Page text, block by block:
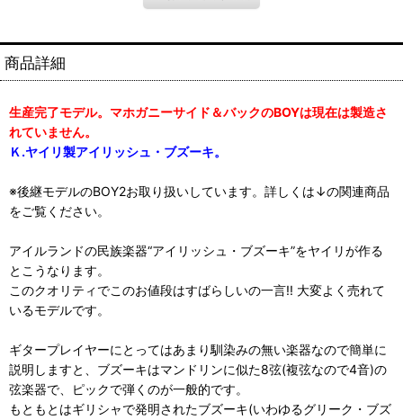
商品詳細
生産完了モデル。マホガニーサイド＆バックのBOYは現在は製造さ
れていません。
Ｋ.ヤイリ製アイリッシュ・ブズーキ。
※後継モデルのBOY2お取り扱いしています。詳しくは↓の関連商品
をご覧ください。
アイルランドの民族楽器“アイリッシュ・ブズーキ”をヤイリが作る
とこうなります。
このクオリティでこのお値段はすばらしいの一言!! 大変よく売れて
いるモデルです。
ギタープレイヤーにとってはあまり馴染みの無い楽器なので簡単に
説明しますと、ブズーキはマンドリンに似た8弦(複弦なので4音)の
弦楽器で、ピックで弾くのが一般的です。
もともとはギリシャで発明されたブズーキ(いわゆるグリーク・ブズ